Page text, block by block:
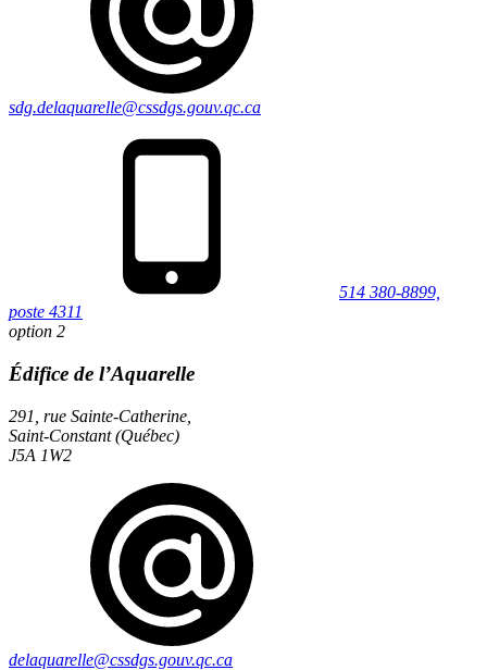
sdg.delaquarelle@cssdgs.gouv.qc.ca
514 380-8899,
poste 4311
option 2
Édifice de l’Aquarelle
291, rue Sainte-Catherine,
Saint-Constant (Québec)
J5A 1W2
delaquarelle@cssdgs.gouv.qc.ca